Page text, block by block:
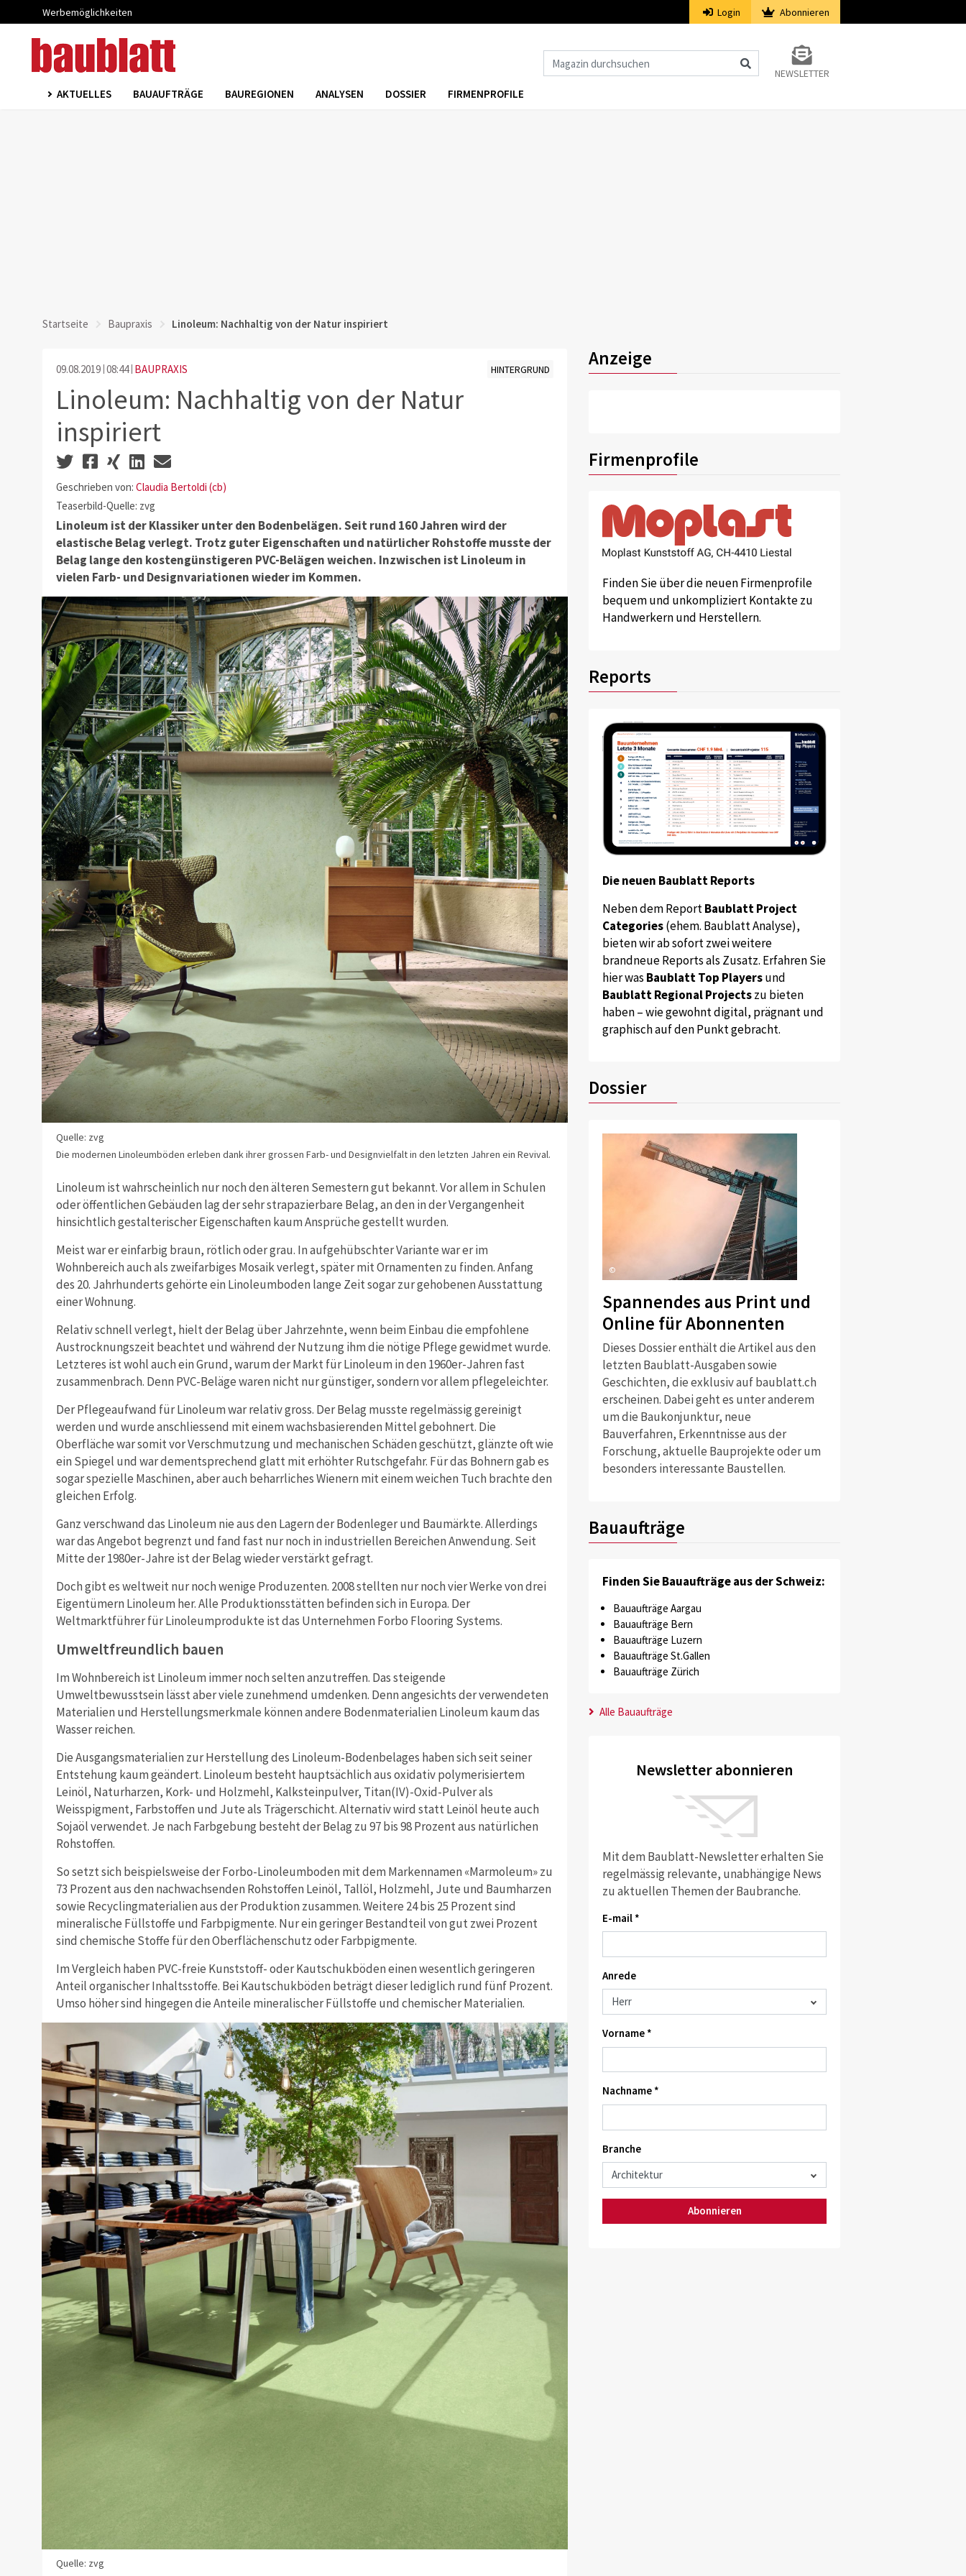
Werbemöglichkeiten Login Abonnieren
NEWSLETTER
AKTUELLES BAUAUFTRÄGE BAUREGIONEN ANALYSEN DOSSIER FIRMENPROFILE
Startseite Baupraxis Linoleum: Nachhaltig von der Natur inspiriert
09.08.2019 08:44 BAUPRAXIS HINTERGRUND
Linoleum: Nachhaltig von der Natur
inspiriert
Geschrieben von: Claudia Bertoldi (cb)
Teaserbild-Quelle: zvg
Linoleum ist der Klassiker unter den Bodenbelägen. Seit rund 160 Jahren wird der
elastische Belag verlegt. Trotz guter Eigenschaften und natürlicher Rohstoffe musste der
Belag lange den kostengünstigeren PVC-Belägen weichen. Inzwischen ist Linoleum in
vielen Farb- und Designvariationen wieder im Kommen.
Quelle: zvg
Die modernen Linoleumböden erleben dank ihrer grossen Farb- und Designvielfalt in den letzten Jahren ein Revival.
Linoleum ist wahrscheinlich nur noch den älteren Semestern gut bekannt. Vor allem in Schulen
oder öffentlichen Gebäuden lag der sehr strapazierbare Belag, an den in der Vergangenheit
hinsichtlich gestalterischer Eigenschaften kaum Ansprüche gestellt wurden.
Meist war er einfarbig braun, rötlich oder grau. In aufgehübschter Variante war er im
Wohnbereich auch als zweifarbiges Mosaik verlegt, später mit Ornamenten zu finden. Anfang
des 20. Jahrhunderts gehörte ein Linoleumboden lange Zeit sogar zur gehobenen Ausstattung
einer Wohnung.
Relativ schnell verlegt, hielt der Belag über Jahrzehnte, wenn beim Einbau die empfohlene
Austrocknungszeit beachtet und während der Nutzung ihm die nötige Pflege gewidmet wurde.
Letzteres ist wohl auch ein Grund, warum der Markt für Linoleum in den 1960er-Jahren fast
zusammenbrach. Denn PVC-Beläge waren nicht nur günstiger, sondern vor allem pflegeleichter.
Der Pflegeaufwand für Linoleum war relativ gross. Der Belag musste regelmässig gereinigt
werden und wurde anschliessend mit einem wachsbasierenden Mittel gebohnert. Die
Oberfläche war somit vor Verschmutzung und mechanischen Schäden geschützt, glänzte oft wie
ein Spiegel und war dementsprechend glatt mit erhöhter Rutschgefahr. Für das Bohnern gab es
sogar spezielle Maschinen, aber auch beharrliches Wienern mit einem weichen Tuch brachte den
gleichen Erfolg.
Ganz verschwand das Linoleum nie aus den Lagern der Bodenleger und Baumärkte. Allerdings
war das Angebot begrenzt und fand fast nur noch in industriellen Bereichen Anwendung. Seit
Mitte der 1980er-Jahre ist der Belag wieder verstärkt gefragt.
Doch gibt es weltweit nur noch wenige Produzenten. 2008 stellten nur noch vier Werke von drei
Eigentümern Linoleum her. Alle Produktionsstätten befinden sich in Europa. Der
Weltmarktführer für Linoleumprodukte ist das Unternehmen Forbo Flooring Systems.
Umweltfreundlich bauen
Im Wohnbereich ist Linoleum immer noch selten anzutreffen. Das steigende
Umweltbewusstsein lässt aber viele zunehmend umdenken. Denn angesichts der verwendeten
Materialien und Herstellungsmerkmale können andere Bodenmaterialien Linoleum kaum das
Wasser reichen.
Die Ausgangsmaterialien zur Herstellung des Linoleum-Bodenbelages haben sich seit seiner
Entstehung kaum geändert. Linoleum besteht hauptsächlich aus oxidativ polymerisiertem
Leinöl, Naturharzen, Kork- und Holzmehl, Kalksteinpulver, Titan(IV)-Oxid-Pulver als
Weisspigment, Farbstoffen und Jute als Trägerschicht. Alternativ wird statt Leinöl heute auch
Sojaöl verwendet. Je nach Farbgebung besteht der Belag zu 97 bis 98 Prozent aus natürlichen
Rohstoffen.
So setzt sich beispielsweise der Forbo-Linoleumboden mit dem Markennamen «Marmoleum» zu
73 Prozent aus den nachwachsenden Roh­stoffen Leinöl, Tallöl, Holzmehl, Jute und Baumharzen
sowie Recyclingmaterialien aus der Produktion zusammen. Weitere 24 bis 25 Prozent sind
mineralische Füllstoffe und Farbpigmente. Nur ein geringer Bestandteil von gut zwei Prozent
sind chemische Stoffe für den Oberflächenschutz oder Farbpigmente.
Im Vergleich haben PVC-freie Kunststoff- oder Kautschukböden einen wesentlich geringeren
Anteil organischer Inhaltsstoffe. Bei Kautschukböden beträgt dieser lediglich rund fünf Prozent.
Umso höher sind hingegen die Anteile mineralischer Füllstoffe und chemischer Materialien.
Quelle: zvg
Anzeige
Firmenprofile
Finden Sie über die neuen Firmenprofile
bequem und unkompliziert Kontakte zu
Handwerkern und Herstellern.
Reports
Die neuen Baublatt Reports
Neben dem ReportBaublatt Project
Categories(ehem. Baublatt Analyse),
bieten wir ab sofort zwei weitere
brandneue Reports als Zusatz. Erfahren Sie
hier was Baublatt Top Playersund
Baublatt Regional Projectszu bieten
haben – wie gewohnt digital, prägnant und
graphisch auf den Punkt gebracht.
Dossier
©
Spannendes aus Print und
Online für Abonnenten
Dieses Dossier enthält die Artikel aus den
letzten Baublatt-Ausgaben sowie
Geschichten, die exklusiv auf baublatt.ch
erscheinen. Dabei geht es unter anderem
um die Baukonjunktur, neue
Bauverfahren, Erkenntnisse aus der
Forschung, aktuelle Bauprojekte oder um
besonders interessante Baustellen.
Bauaufträge
Finden Sie Bauaufträge aus der Schweiz:
Bauaufträge Aargau
Bauaufträge Bern
Bauaufträge Luzern
Bauaufträge St.Gallen
Bauaufträge Zürich
Alle Bauaufträge
Newsletter abonnieren
Mit dem Baublatt-Newsletter erhalten Sie
regelmässig relevante, unabhängige News
zu aktuellen Themen der Baubranche.
E-mail *
Anrede
Vorname *
Nachname *
Branche
Abonnieren